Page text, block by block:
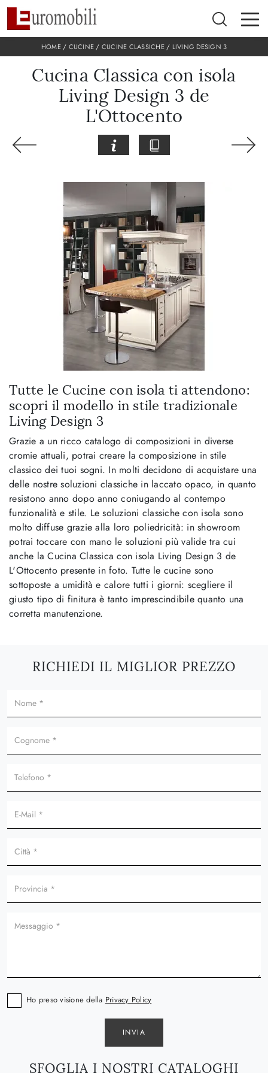
HOME/ CUCINE / CUCINE CLASSICHE / LIVING DESIGN 3
Cucina Classica con isola
Living Design 3 de
L'Ottocento
Tutte le Cucine con isola ti attendono:
scopri il modello in stile tradizionale
Living Design 3
Grazie a un ricco catalogo di composizioni in diverse
cromie attuali, potrai creare la composizione in stile
classico dei tuoi sogni. In molti decidono di acquistare una
delle nostre soluzioni classiche in laccato opaco, in quanto
resistono anno dopo anno coniugando al contempo
funzionalità e stile. Le soluzioni classiche con isola sono
molto diffuse grazie alla loro poliedricità: in showroom
potrai toccare con mano le soluzioni più valide tra cui
anche la Cucina Classica con isola Living Design 3 de
L'Ottocento presente in foto. Tutte le cucine sono
sottoposte a umidità e calore tutti i giorni: scegliere il
giusto tipo di finitura è tanto imprescindibile quanto una
corretta manutenzione.
SFOGLIA I NOSTRI CATALOGHI
RICHIEDI IL MIGLIOR PREZZO
Ho preso visione della Privacy Policy
INVIA